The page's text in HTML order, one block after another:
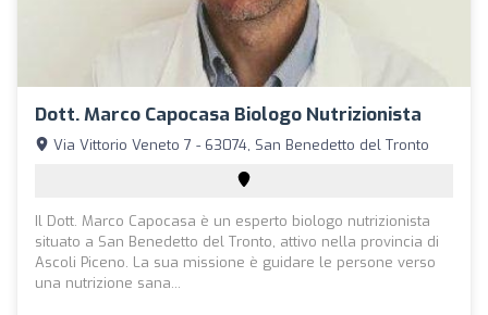
Dott. Marco Capocasa Biologo Nutrizionista
Via Vittorio Veneto 7 - 63074, San Benedetto del Tronto
Il Dott. Marco Capocasa è un esperto biologo nutrizionista
situato a San Benedetto del Tronto, attivo nella provincia di
Ascoli Piceno. La sua missione è guidare le persone verso
una nutrizione sana...